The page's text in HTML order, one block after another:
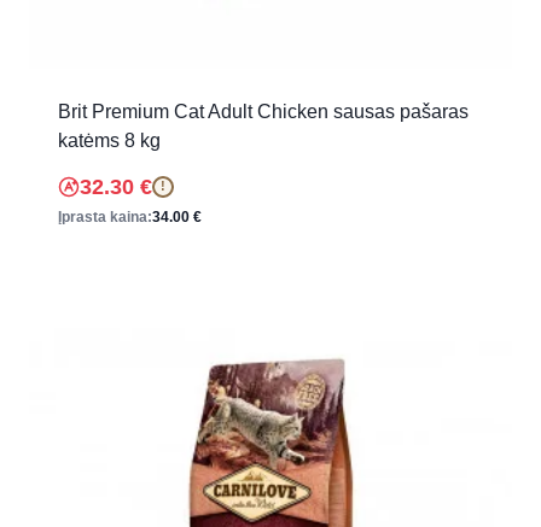
Brit Premium Cat Adult Chicken sausas pašaras
katėms 8 kg
32.30 € !
Įprasta kaina:34.00 €